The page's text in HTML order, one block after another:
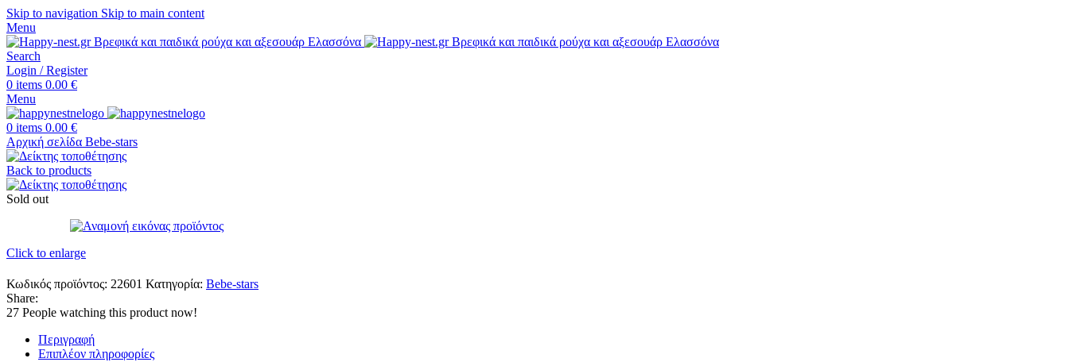
Skip to navigation Skip to main content
Menu
Search
Login / Register
0 items 0.00 €
Menu
0 items 0.00 €
Αρχική σελίδα Bebe-stars
Back to products
Sold out
Click to enlarge
Κωδικός προϊόντος: 22601 Κατηγορία: Bebe-stars
Share:
27 People watching this product now!
Περιγραφή
Επιπλέον πληροφορίες